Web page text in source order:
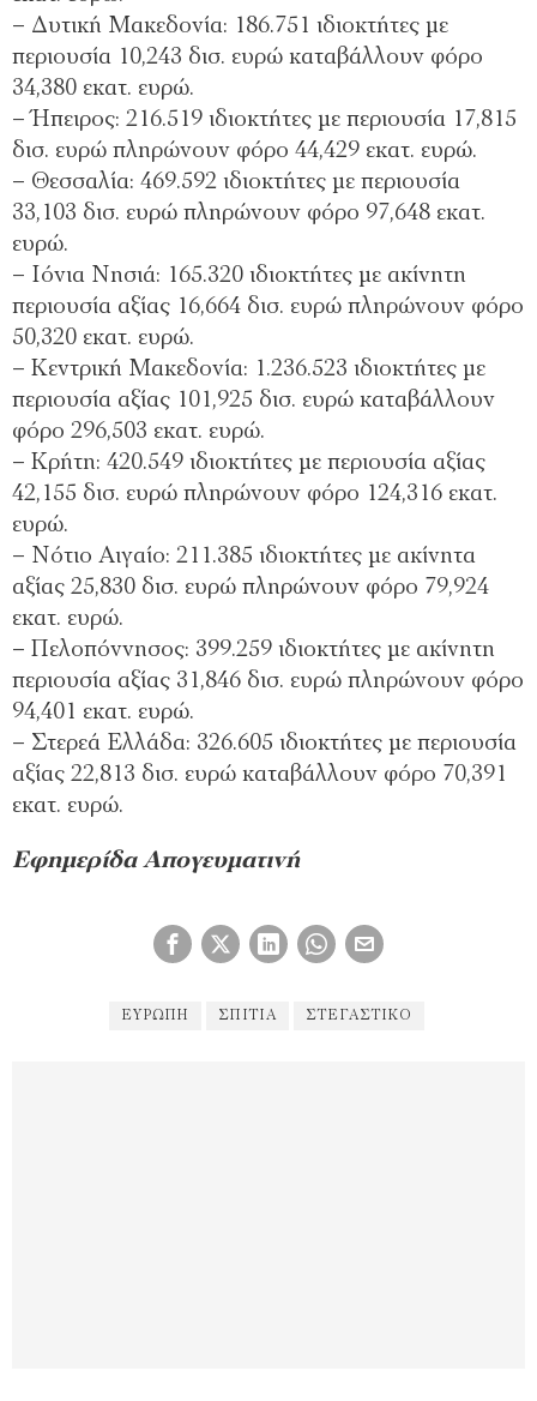
– Δυτική Μακεδονία: 186.751 ιδιοκτήτες με
περιουσία 10,243 δισ. ευρώ καταβάλλουν φόρο
34,380 εκατ. ευρώ.
– Ήπειρος: 216.519 ιδιοκτήτες με περιουσία 17,815
δισ. ευρώ πληρώνουν φόρο 44,429 εκατ. ευρώ.
– Θεσσαλία: 469.592 ιδιοκτήτες με περιουσία
33,103 δισ. ευρώ πληρώνουν φόρο 97,648 εκατ.
ευρώ.
– Ιόνια Νησιά: 165.320 ιδιοκτήτες με ακίνητη
περιουσία αξίας 16,664 δισ. ευρώ πληρώνουν φόρο
50,320 εκατ. ευρώ.
– Κεντρική Μακεδονία: 1.236.523 ιδιοκτήτες με
περιουσία αξίας 101,925 δισ. ευρώ καταβάλλουν
φόρο 296,503 εκατ. ευρώ.
– Κρήτη: 420.549 ιδιοκτήτες με περιουσία αξίας
42,155 δισ. ευρώ πληρώνουν φόρο 124,316 εκατ.
ευρώ.
– Νότιο Αιγαίο: 211.385 ιδιοκτήτες με ακίνητα
αξίας 25,830 δισ. ευρώ πληρώνουν φόρο 79,924
εκατ. ευρώ.
– Πελοπόννησος: 399.259 ιδιοκτήτες με ακίνητη
περιουσία αξίας 31,846 δισ. ευρώ πληρώνουν φόρο
94,401 εκατ. ευρώ.
– Στερεά Ελλάδα: 326.605 ιδιοκτήτες με περιουσία
αξίας 22,813 δισ. ευρώ καταβάλλουν φόρο 70,391
εκατ. ευρώ.
Εφημερίδα Απογευματινή
ΕΥΡΏΠΗ ΣΠΊΤΙΑ ΣΤΕΓΑΣΤΙΚΌ